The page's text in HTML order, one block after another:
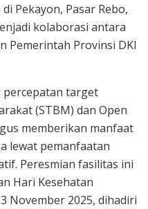
Pekayon, Pasar Rebo,
kolaborasi antara
Pemerintah Provinsi DKI
target
(STBM) dan Open
memberikan manfaat
lewat pemanfaatan
Peresmian fasilitas ini
Hari Kesehatan
November 2025, dihadiri